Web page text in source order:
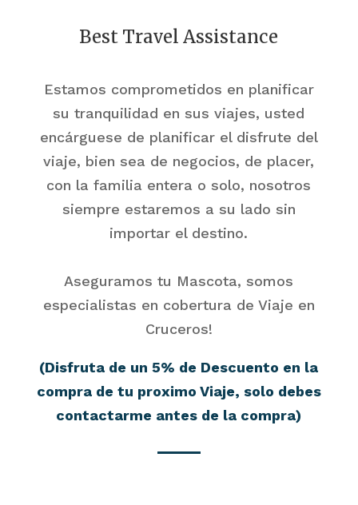
Best Travel Assistance
Estamos comprometidos en planificar
su tranquilidad en sus viajes, usted
encárguese de planificar el disfrute del
viaje, bien sea de negocios, de placer,
con la familia entera o solo, nosotros
siempre estaremos a su lado sin
importar el destino.
Aseguramos tu Mascota, somos
especialistas en cobertura de Viaje en
Cruceros!
(Disfruta de un 5% de Descuento en la
compra de tu proximo Viaje, solo debes
contactarme antes de la compra)